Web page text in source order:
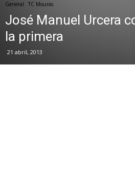
General TC Mouras
José Manuel Urcera
la primera
21 abril, 2013